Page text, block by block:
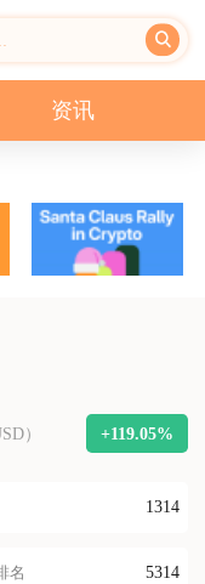
资讯
） +119.05%
1314
名 5314